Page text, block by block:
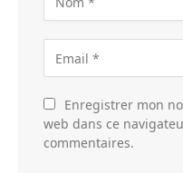
Enregistrer mon
web dans ce
commentaires.